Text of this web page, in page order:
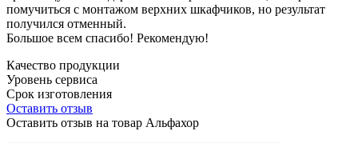
помучиться с монтажом верхних шкафчиков, но результат
получился отменный.
Большое всем спасибо! Рекомендую!
Качество продукции
Уровень сервиса
Срок изготовления
Оставить отзыв
Оставить отзыв на товар Альфахор